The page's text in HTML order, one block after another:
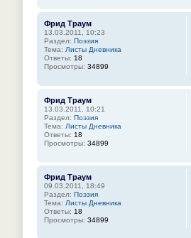
Фрид Траум
13.03.2011, 10:23
Раздел: Поэзия
Тема: Листы Дневника
Ответы: 18
Просмотры: 34899
Фрид Траум
13.03.2011, 10:21
Раздел: Поэзия
Тема: Листы Дневника
Ответы: 18
Просмотры: 34899
Фрид Траум
09.03.2011, 18:49
Раздел: Поэзия
Тема: Листы Дневника
Ответы: 18
Просмотры: 34899